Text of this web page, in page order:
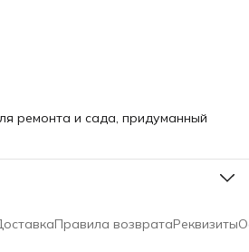
ремонта и сада, придуманный
Правила возвратаРеквизиты